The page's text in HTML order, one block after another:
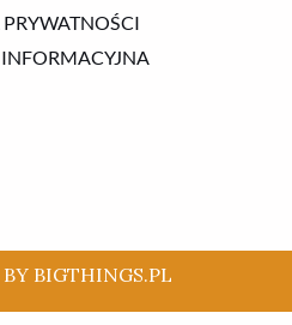
BIGTHINGS.PL